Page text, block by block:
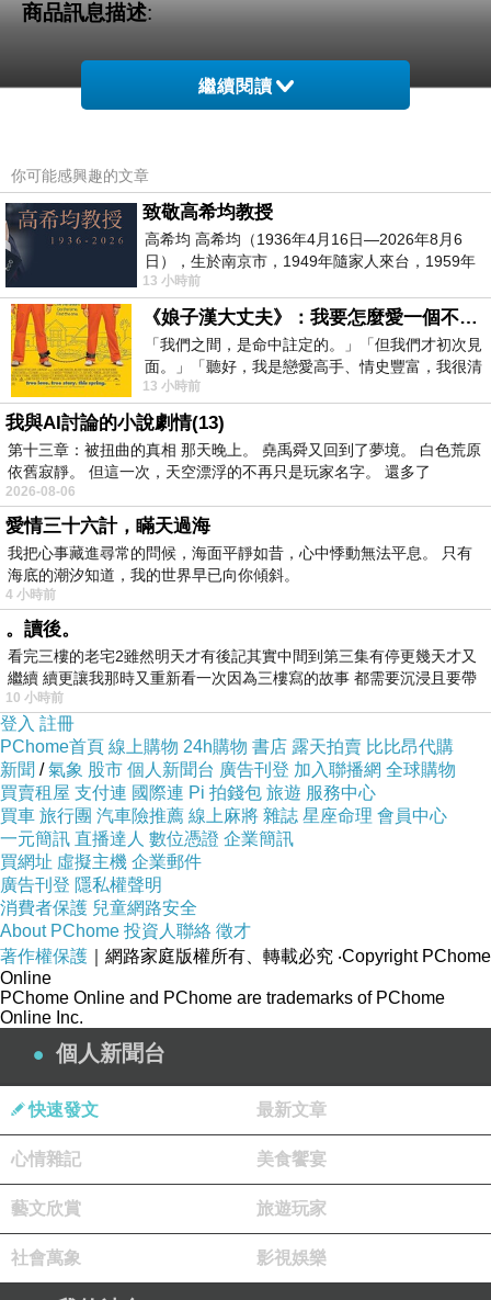
商品訊息描述:
經國際檢
測，水中記
錄更安心
Kamera潛水
殼，經過國
際檢測認
證，且使用
防爆材質、
高透光鏡
片。
裝上潛水殼
就可以將精
彩的活動畫
面記錄下
因為怕碰
水、進沙就
不敢拿出相
機來拍攝
了。
繼續閱讀
你可能感興趣的文章
致敬高希均教授
高希均 高希均（1936年4月16日—2026年8月6
日），生於南京市，1949年隨家人來台，1959年
赴美深造並取得經濟發展博士學位。曾任
13 小時前
《娘子漢大丈夫》：我要怎麼愛一個不存在的人？
「我們之間，是命中註定的。」「但我們才初次見
面。」「聽好，我是戀愛高手、情史豐富，我很清
楚這種感覺，你我之間的那種感覺，現
13 小時前
我與AI討論的小說劇情(13)
第十三章：被扭曲的真相 那天晚上。 堯禹舜又回到了夢境。 白色荒原
依舊寂靜。 但這一次，天空漂浮的不再只是玩家名字。 還多了
2026-08-06
愛情三十六計，瞞天過海
我把心事藏進尋常的問候，海面平靜如昔，心中悸動無法平息。 只有
海底的潮汐知道，我的世界早已向你傾斜。
4 小時前
。讀後。
看完三樓的老宅2雖然明天才有後記其實中間到第三集有停更幾天才又
繼續 續更讓我那時又重新看一次因為三樓寫的故事 都需要沉浸且要帶
有
10 小時前
登入 註冊
PChome首頁 線上購物 24h購物 書店 露天拍賣 比比昂代購
新聞 /氣象 股市 個人新聞台 廣告刊登 加入聯播網 全球購物
買賣租屋 支付連 國際連 Pi 拍錢包 旅遊 服務中心
買車 旅行團 汽車險推薦 線上麻將 雜誌 星座命理 會員中心
一元簡訊 直播達人 數位憑證 企業簡訊
買網址 虛擬主機 企業郵件
廣告刊登 隱私權聲明
消費者保護 兒童網路安全
About PChome 投資人聯絡 徵才
著作權保護 ｜網路家庭版權所有、轉載必究 ‧Copyright PChome
Online
PChome Online and PChome are trademarks of PChome
Online Inc.
個人新聞台
快速發文 最新文章
心情雜記 美食饗宴
藝文欣賞 旅遊玩家
社會萬象 影視娛樂